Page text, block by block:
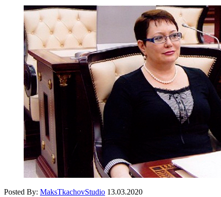
Posted By: MaksTkachovStudio 13.03.2020